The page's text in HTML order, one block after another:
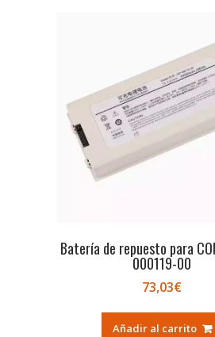
Batería de repuesto para
000119-00
73,03€
Añadir al carrito